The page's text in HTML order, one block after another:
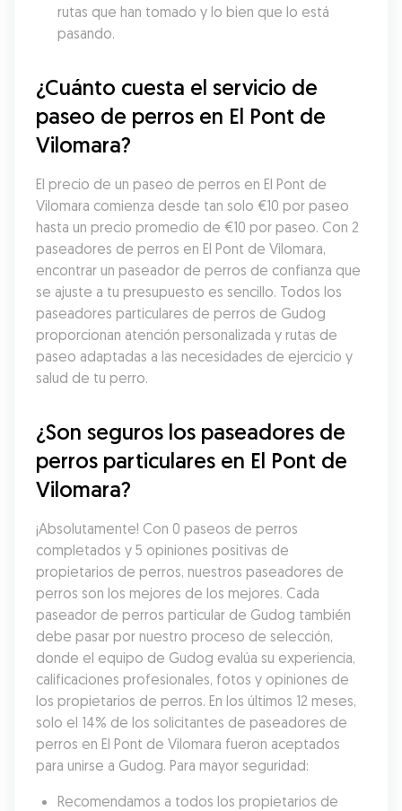
rutas que han tomado y lo bien que lo está
pasando.
¿Cuánto cuesta el servicio de
paseo de perros en El Pont de
Vilomara?
El precio de un paseo de perros en El Pont de
Vilomara comienza desde tan solo €10 por paseo
hasta un precio promedio de €10 por paseo. Con 2
paseadores de perros en El Pont de Vilomara,
encontrar un paseador de perros de confianza que
se ajuste a tu presupuesto es sencillo. Todos los
paseadores particulares de perros de Gudog
proporcionan atención personalizada y rutas de
paseo adaptadas a las necesidades de ejercicio y
salud de tu perro.
¿Son seguros los paseadores de
perros particulares en El Pont de
Vilomara?
¡Absolutamente! Con 0 paseos de perros
completados y 5 opiniones positivas de
propietarios de perros, nuestros paseadores de
perros son los mejores de los mejores. Cada
paseador de perros particular de Gudog también
debe pasar por nuestro proceso de selección,
donde el equipo de Gudog evalúa su experiencia,
calificaciones profesionales, fotos y opiniones de
los propietarios de perros. En los últimos 12 meses,
solo el 14% de los solicitantes de paseadores de
perros en El Pont de Vilomara fueron aceptados
para unirse a Gudog. Para mayor seguridad:
Recomendamos a todos los propietarios de